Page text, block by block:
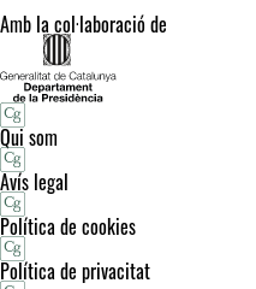
Amb la col·laboració de
Qui som
Avís legal
Política de cookies
Política de privacitat